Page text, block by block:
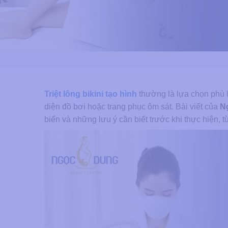
Triệt lông bikini tạo hình thường là lựa chọn phù
diện đồ bơi hoặc trang phục ôm sát. Bài viết của
biến và những lưu ý cần biết trước khi thực hiện,